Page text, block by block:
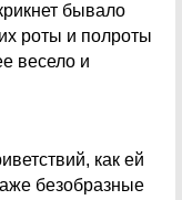
бывало
роты и полроты
весело и
как ей
безобразные